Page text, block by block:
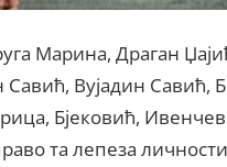
Марина, Драган
Вујадин Савић,
Бјековић,
та лепеза